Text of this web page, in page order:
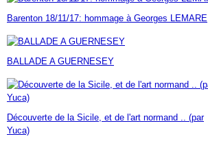
Janvier(7)
Février(9)
Janvier(18)
Mars(60)
Février(24)
Janvier(23)
Avril(14)
Mars (17)
Février(46)
Janvier (35)
Barenton 18/11/17: hommage à Georges LEMARE
BALLADE A GUERNESEY
Découverte de la Sicile, et de l'art normand .. (par
Yuca)